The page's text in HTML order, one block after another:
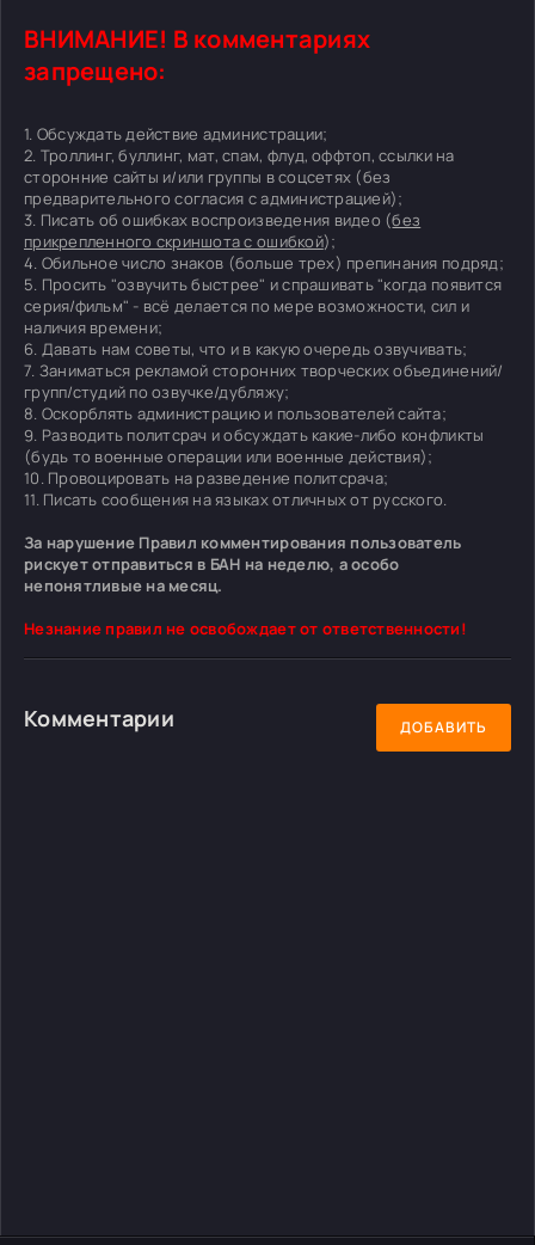
ВНИМАНИЕ! В комментариях
запрещено:
1. Обсуждать действие администрации;
2. Троллинг, буллинг, мат, спам, флуд, оффтоп, ссылки на
сторонние сайты и/или группы в соцсетях (без
предварительного согласия с администрацией);
3. Писать об ошибках воспроизведения видео (без
прикрепленного скриншота с ошибкой);
4. Обильное число знаков (больше трех) препинания подряд;
5. Просить "озвучить быстрее" и спрашивать "когда появится
серия/фильм" - всё делается по мере возможности, сил и
наличия времени;
6. Давать нам советы, что и в какую очередь озвучивать;
7. Заниматься рекламой сторонних творческих объединений/
групп/студий по озвучке/дубляжу;
8. Оскорблять администрацию и пользователей сайта;
9. Разводить политсрач и обсуждать какие-либо конфликты
(будь то военные операции или военные действия);
10. Провоцировать на разведение политсрача;
11. Писать сообщения на языках отличных от русского.
За нарушение Правил комментирования пользователь
рискует отправиться в БАН на неделю, а особо
непонятливые на месяц.
Незнание правил не освобождает от ответственности!
Комментарии ДОБАВИТЬ